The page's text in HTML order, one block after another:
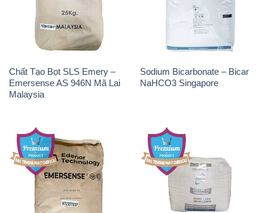
Chất Tạo Bọt SLS Emery –
Emersense AS 946N Mã Lai
Malaysia
Sodium Bicarbonate – Bicar
NaHCO3 Singapore